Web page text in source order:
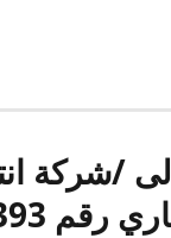
/شركة
2001/1393رقم الي 17439546